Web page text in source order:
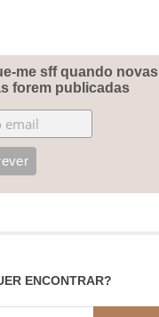
me sff quando novas
forem publicadas
ENCONTRAR?